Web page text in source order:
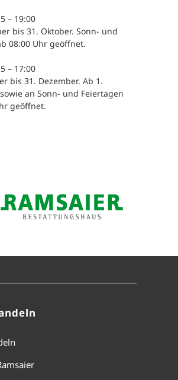
– 19:00
bis 31. Oktober. Sonn- und
08:00 Uhr geöffnet.
– 17:00
bis 31. Dezember. Ab 1.
an Sonn- und Feiertagen
geöffnet.